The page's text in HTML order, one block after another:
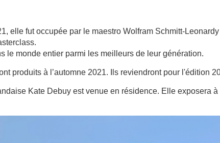
elle fut occupée par le maestro Wolfram Schmitt-
le monde entier parmi les meilleurs de leur génération.
produits à l’automne 2021. Ils reviendront pour l'édition
Kate Debuy est venue en résidence. Elle exposera